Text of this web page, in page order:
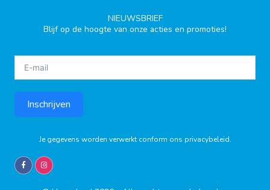
NIEUWSBRIEF
Blijf op de hoogte van onze acties en promoties!
Inschrijven
Je gegevens worden verwerkt conform ons privacybeleid.